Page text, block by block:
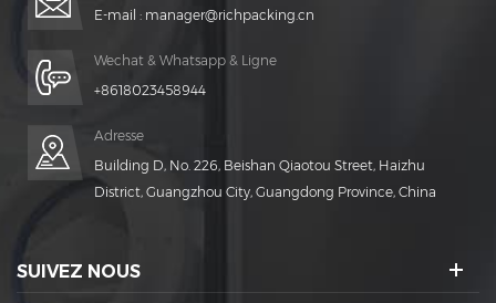
E-mail : manager@richpacking.cn
Wechat & Whatsapp & Ligne
+8618023458944
Adresse
Building D, No. 226, Beishan Qiaotou Street, Haizhu
District, Guangzhou City, Guangdong Province, China
SUIVEZ NOUS